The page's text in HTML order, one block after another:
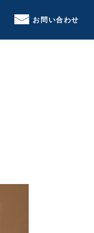
お問い合わせ